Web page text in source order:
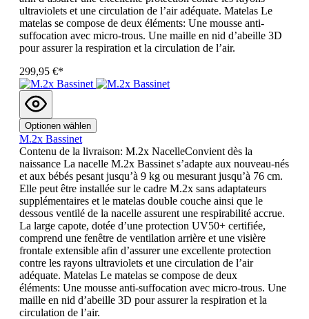
ultraviolets et une circulation de l’air adéquate. Matelas Le
matelas se compose de deux éléments: Une mousse anti-
suffocation avec micro-trous. Une maille en nid d’abeille 3D
pour assurer la respiration et la circulation de l’air.
299,95 €*
Optionen wählen
M.2x Bassinet
Contenu de la livraison: M.2x NacelleConvient dès la
naissance La nacelle M.2x Bassinet s’adapte aux nouveau-nés
et aux bébés pesant jusqu’à 9 kg ou mesurant jusqu’à 76 cm.
Elle peut être installée sur le cadre M.2x sans adaptateurs
supplémentaires et le matelas double couche ainsi que le
dessous ventilé de la nacelle assurent une respirabilité accrue.
La large capote, dotée d’une protection UV50+ certifiée,
comprend une fenêtre de ventilation arrière et une visière
frontale extensible afin d’assurer une excellente protection
contre les rayons ultraviolets et une circulation de l’air
adéquate. Matelas Le matelas se compose de deux
éléments: Une mousse anti-suffocation avec micro-trous. Une
maille en nid d’abeille 3D pour assurer la respiration et la
circulation de l’air.